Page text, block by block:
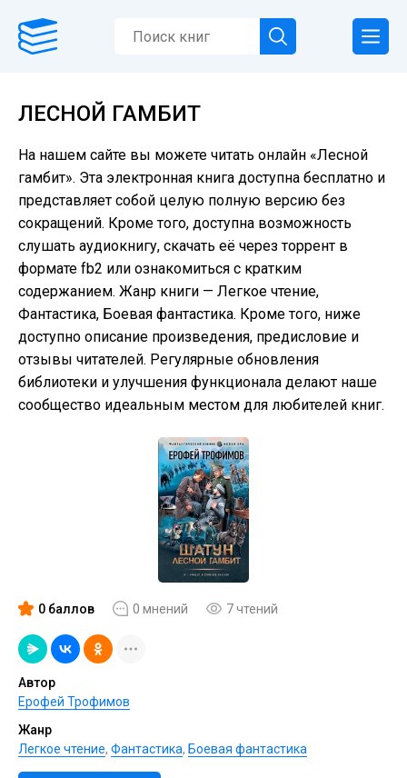
ЛЕСНОЙ ГАМБИТ
На нашем сайте вы можете читать онлайн «Лесной
гамбит». Эта электронная книга доступна бесплатно и
представляет собой целую полную версию без
сокращений. Кроме того, доступна возможность
слушать аудиокнигу, скачать её через торрент в
формате fb2 или ознакомиться с кратким
содержанием. Жанр книги — Легкое чтение,
Фантастика, Боевая фантастика. Кроме того, ниже
доступно описание произведения, предисловие и
отзывы читателей. Регулярные обновления
библиотеки и улучшения функционала делают наше
сообщество идеальным местом для любителей книг.
0 баллов 0 мнений 7 чтений
Автор
Ерофей Трофимов
Жанр
Легкое чтение, Фантастика, Боевая фантастика